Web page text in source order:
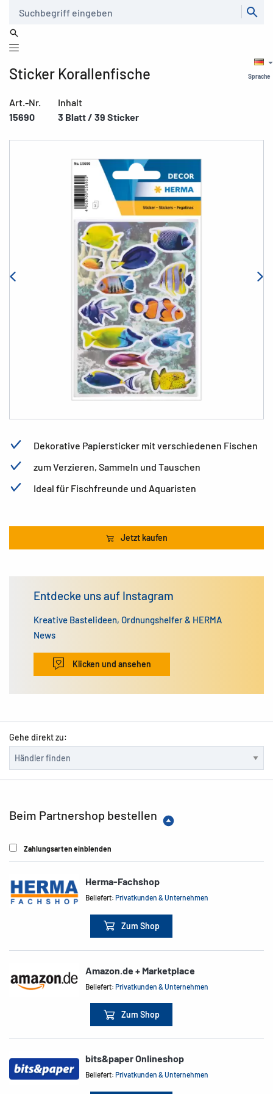
Sprache
Sticker Korallenfische
Art.-Nr.
15690
Inhalt
3 Blatt / 39 Sticker
Dekorative Papiersticker mit verschiedenen Fischen
zum Verzieren, Sammeln und Tauschen
Ideal für Fischfreunde und Aquaristen
Jetzt kaufen
Entdecke uns auf Instagram
Kreative Bastelideen, Ordnungshelfer & HERMA
News
Klicken und ansehen
Gehe direkt zu:
Beim Partnershop bestellen
Zahlungsarten einblenden
Herma-Fachshop
Beliefert:Privatkunden & Unternehmen
Zum Shop
Amazon.de + Marketplace
Beliefert:Privatkunden & Unternehmen
Zum Shop
bits&paper Onlineshop
Beliefert:Privatkunden & Unternehmen